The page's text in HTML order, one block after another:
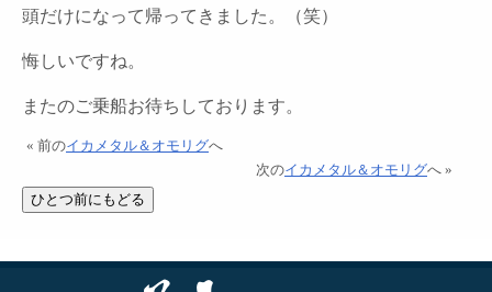
頭だけになって帰ってきました。（笑）
悔しいですね。
またのご乗船お待ちしております。
« 前のイカメタル＆オモリグへ
次のイカメタル＆オモリグへ »